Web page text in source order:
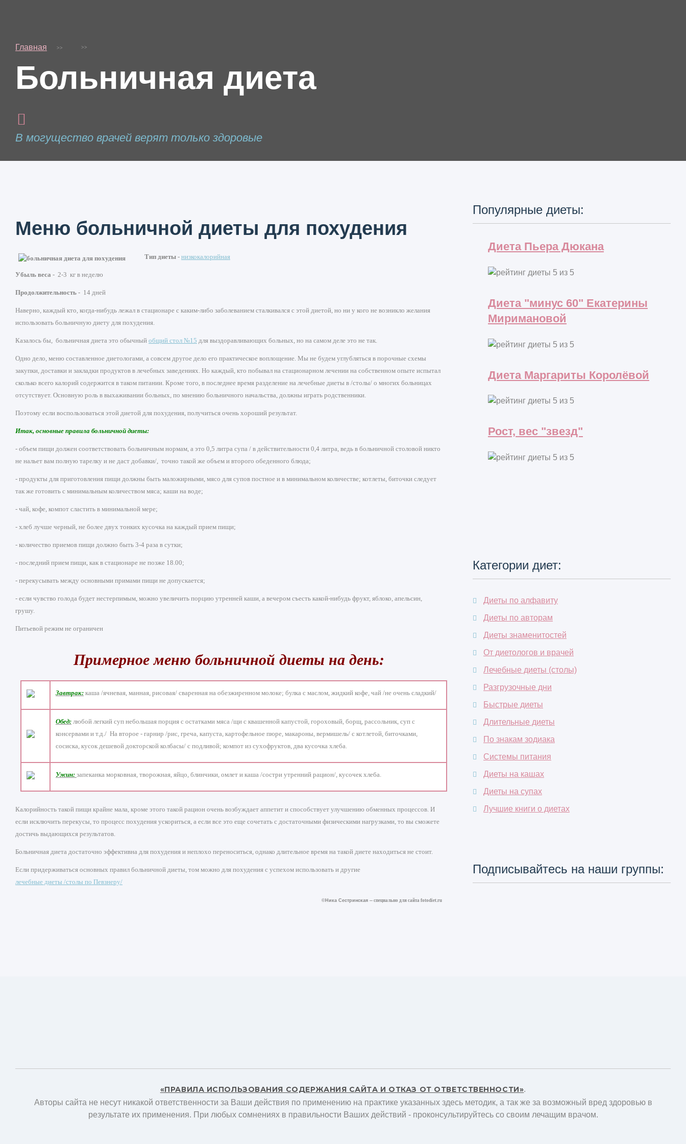
Главная
Больничная диета
В могущество врачей верят только здоровые
Меню больничной диеты для похудения
Тип диеты - низкокалорийная
Убыль веса - 2-3 кг в неделю
Продолжительность - 14 дней
Наверно, каждый кто, когда-нибудь лежал в стационаре с каким-либо заболеванием сталкивался с этой диетой, но ни у кого не возникло желания
использовать больничную диету для похудения.
Казалось бы, больничная диета это обычный общий стол №15 для выздоравливающих больных, но на самом деле это не так.
Одно дело, меню составленное диетологами, а совсем другое дело его практическое воплощение. Мы не будем углубляться в порочные схемы
закупки, доставки и закладки продуктов в лечебных заведениях. Но каждый, кто побывал на стационарном лечении на собственном опыте испытал
сколько всего калорий содержится в таком питании. Кроме того, в последнее время разделение на лечебные диеты в /столы/ о многих больницах
отсутствует. Основную роль в выхаживании больных, по мнению больничного начальства, должны играть родственники.
Поэтому если воспользоваться этой диетой для похудения, получиться очень хороший результат.
Итак, основные правила больничной диеты:
- объем пищи должен соответствовать больничным нормам, а это 0,5 литра супа / в действительности 0,4 литра, ведь в больничной столовой никто
не нальет вам полную тарелку и не даст добавки/, точно такой же объем и второго обеденного блюда;
- продукты для приготовления пищи должны быть маложирными, мясо для супов постное и в минимальном количестве; котлеты, биточки следует
так же готовить с минимальным количеством мяса; каши на воде;
- чай, кофе, компот сластить в минимальной мере;
- хлеб лучше черный, не более двух тонких кусочка на каждый прием пищи;
- количество приемов пищи должно быть 3-4 раза в сутки;
- последний прием пищи, как в стационаре не позже 18.00;
- перекусывать между основными примами пищи не допускается;
- если чувство голода будет нестерпимым, можно увеличить порцию утренней каши, а вечером съесть какой-нибудь фрукт, яблоко, апельсин,
грушу.
Питьевой режим не ограничен
Примерное меню больничной диеты на день:
Завтрак: каша /ячневая, манная, рисовая/ сваренная на обезжиренном молоке; булка с маслом, жидкий кофе, чай /не очень сладкий/
Обед: любой легкий суп небольшая порция с остатками мяса /щи с квашенной капустой, гороховый, борщ, рассольник, суп с
консервами и т.д./ На второе - гарнир /рис, греча, капуста, картофельное пюре, макароны, вермишель/ с котлетой, биточками,
сосиска, кусок дешевой докторской колбасы/ с подливой; компот из сухофруктов, два кусочка хлеба.
Ужин: запеканка морковная, творожная, яйцо, блинчики, омлет и каша /состри утренний рацион/, кусочек хлеба.
Калорийность такой пищи крайне мала, кроме этого такой рацион очень возбуждает аппетит и способствует улучшению обменных процессов. И
если исключить перекусы, то процесс похудения ускориться, а если все это еще сочетать с достаточными физическими нагрузками, то вы сможете
достичь выдающихся результатов.
Больничная диета достаточно эффективна для похудения и неплохо переноситься, однако длительное время на такой диете находиться не стоит.
Если придерживаться основных правил больничной диеты, том можно для похудения с успехом использовать и другие
лечебные диеты /столы по Певзнеру/
©Ника Сестринская -- специально для сайта fotodiet.ru
Популярные диеты:
Диета Пьера Дюкана
Диета "минус 60" Екатерины
Миримановой
Диета Маргариты Королёвой
Рост, вес "звезд"
Категории диет:
Диеты по алфавиту
Диеты по авторам
Диеты знаменитостей
От диетологов и врачей
Лечебные диеты (столы)
Разгрузочные дни
Быстрые диеты
Длительные диеты
По знакам зодиака
Системы питания
Диеты на кашах
Диеты на супах
Лучшие книги о диетах
Подписывайтесь на наши группы:
«ПРАВИЛА ИСПОЛЬЗОВАНИЯ СОДЕРЖАНИЯ САЙТА И ОТКАЗ ОТ ОТВЕТСТВЕННОСТИ».
Авторы сайта не несут никакой ответственности за Ваши действия по применению на практике указанных здесь методик, а так же за возможный вред здоровью в
результате их применения. При любых сомнениях в правильности Ваших действий - проконсультируйтесь со своим лечащим врачом.